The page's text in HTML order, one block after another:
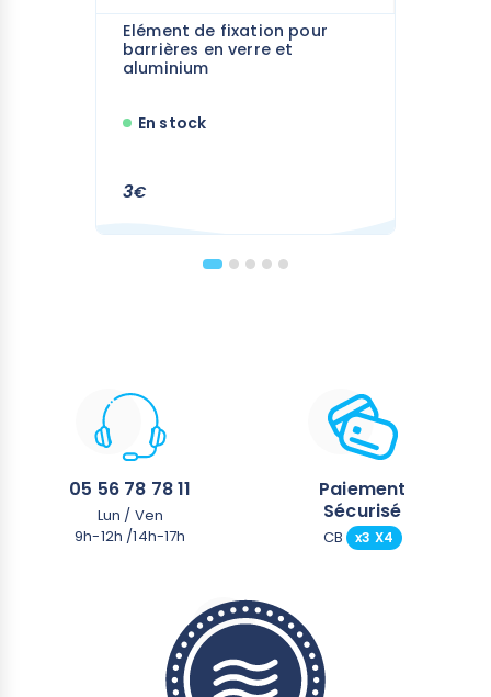
Elément de fixation pour
barrières en verre et
aluminium
En stock
3€
05 56 78 78 11
Lun / Ven
9h-12h /14h-17h
Paiement
Sécurisé
CB x3 X4